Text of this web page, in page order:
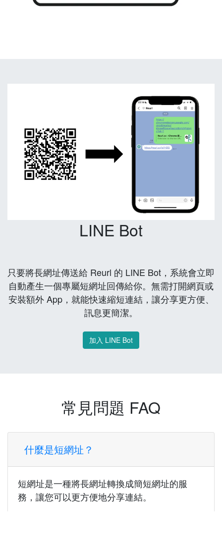
LINE Bot
只要將長網址傳送給 Reurl 的 LINE Bot，系統會立即
自動產生一個專屬短網址回傳給你。無需打開網頁或
安裝額外 App，就能快速縮短連結，讓分享更方便、
訊息更簡潔。
加入 LINE Bot
常見問題 FAQ
什麼是短網址？
短網址是一種將長網址轉換成簡短網址的服
務，讓您可以更方便地分享連結。